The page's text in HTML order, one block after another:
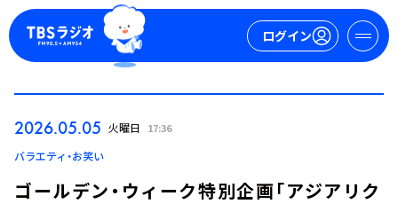
ログイン
ログイン
2026.05.05 火曜日 17:36
バラエティ・お笑い
ゴールデン・ウィーク特別企画「アジアリク